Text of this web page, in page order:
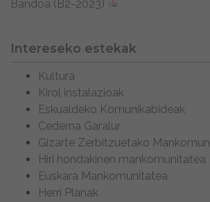
Bandoa (B2-2023)
Intereseko estekak
Kultura
Kirol instalazioak
Eskualdeko Komunikabideak
Cederna Garalur
Gizarte Zerbitzuetako
Hiri hondakinen mankomunitatea
Euskara Mankomunitatea
Herri Planak